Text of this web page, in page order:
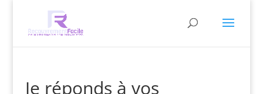
Je réponds à vos